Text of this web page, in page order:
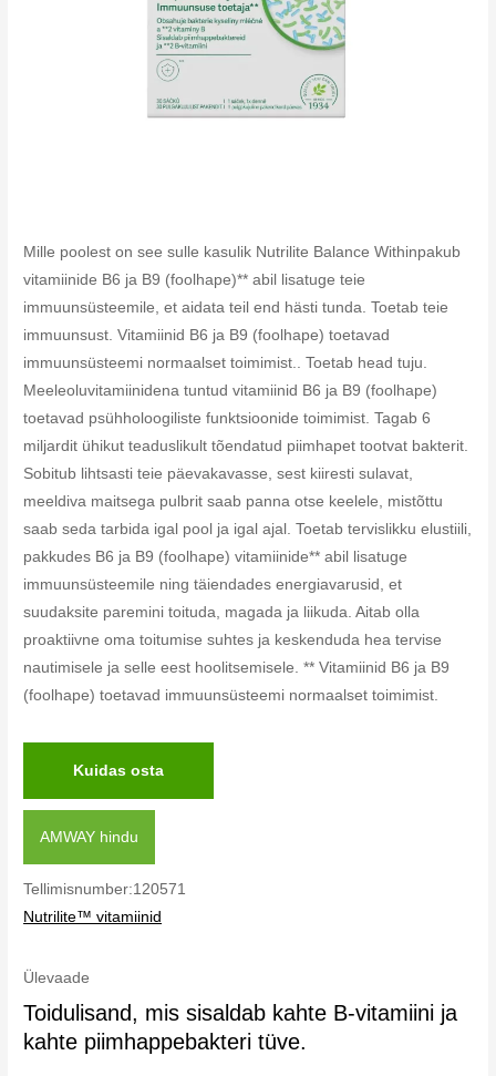
Mille poolest on see sulle kasulik Nutrilite Balance Withinpakub
vitamiinide B6 ja B9 (foolhape)** abil lisatuge teie
immuunsüsteemile, et aidata teil end hästi tunda. Toetab teie
immuunsust. Vitamiinid B6 ja B9 (foolhape) toetavad
immuunsüsteemi normaalset toimimist.. Toetab head tuju.
Meeleoluvitamiinidena tuntud vitamiinid B6 ja B9 (foolhape)
toetavad psühholoogiliste funktsioonide toimimist. Tagab 6
miljardit ühikut teaduslikult tõendatud piimhapet tootvat bakterit.
Sobitub lihtsasti teie päevakavasse, sest kiiresti sulavat,
meeldiva maitsega pulbrit saab panna otse keelele, mistõttu
saab seda tarbida igal pool ja igal ajal. Toetab tervislikku elustiili,
pakkudes B6 ja B9 (foolhape) vitamiinide** abil lisatuge
immuunsüsteemile ning täiendades energiavarusid, et
suudaksite paremini toituda, magada ja liikuda. Aitab olla
proaktiivne oma toitumise suhtes ja keskenduda hea tervise
nautimisele ja selle eest hoolitsemisele. ** Vitamiinid B6 ja B9
(foolhape) toetavad immuunsüsteemi normaalset toimimist.
Kuidas osta
AMWAY hindu
Tellimisnumber:120571
Nutrilite™ vitamiinid
Ülevaade
Toidulisand, mis sisaldab kahte B-vitamiini ja
kahte piimhappebakteri tüve.